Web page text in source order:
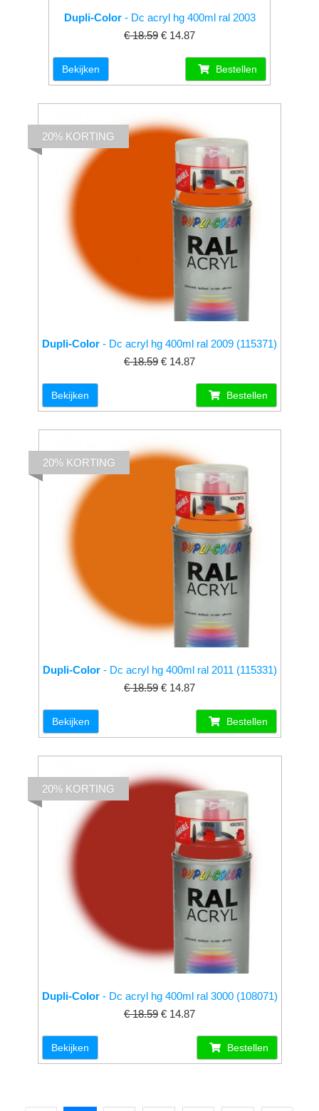
Dupli-Color- Dc acryl hg 400ml ral 2003
€ 18.59 € 14.87
Bekijken Bestellen
Dupli-Color - Dc acryl hg 400ml ral 2009 (115371)
€ 18.59 € 14.87
20% KORTING
Bekijken Bestellen
Dupli-Color- Dc acryl hg 400ml ral 2011 (115331)
€ 18.59 € 14.87
20% KORTING
Bekijken Bestellen
Dupli-Color- Dc acryl hg 400ml ral 3000 (108071)
€ 18.59 € 14.87
20% KORTING
Bekijken Bestellen